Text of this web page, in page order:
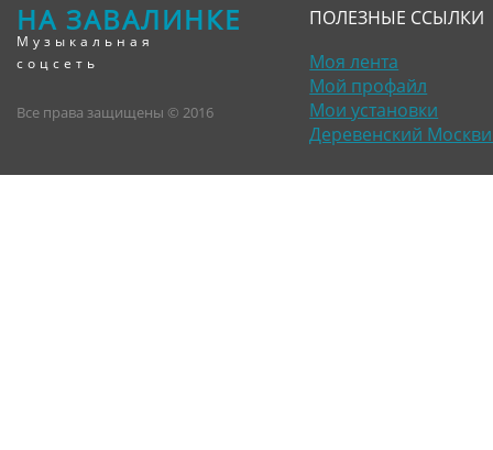
НА ЗАВАЛИНКЕ
Музыкальная
соцсеть
Все права защищены © 2016
ПОЛЕЗНЫЕ ССЫЛКИ
Моя лента
Мой профайл
Мои установки
Деревенский